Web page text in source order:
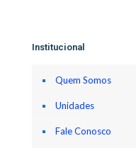
Institucional
Quem Somos
Unidades
Fale Conosco